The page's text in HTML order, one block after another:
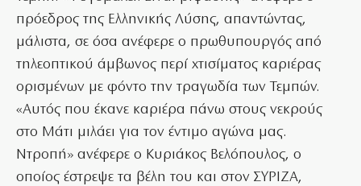
πρόεδρος της Ελληνικής Λύσης, απαντώντας,
μάλιστα, σε όσα ανέφερε ο πρωθυπουργός από
τηλεοπτικού άμβωνος περί χτισίματος καριέρας
ορισμένων με φόντο την τραγωδία των Τεμπών.
«Αυτός που έκανε καριέρα πάνω στους νεκρούς
στο Μάτι μιλάει για τον έντιμο αγώνα μας.
Ντροπή» ανέφερε ο Κυριάκος Βελόπουλος, ο
οποίος έστρεψε τα βέλη του και στον ΣΥΡΙΖΑ,